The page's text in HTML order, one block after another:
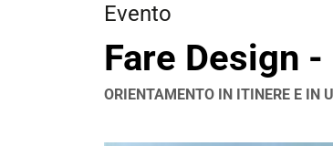
Evento
Fare Design
ORIENTAMENTO IN ITINERE E IN